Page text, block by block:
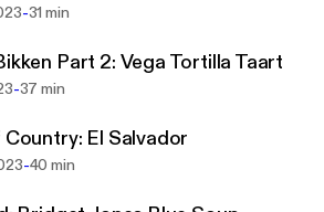
-31 min
Part 2: Vega Tortilla Taart
-37 min
El Salvador
-40 min